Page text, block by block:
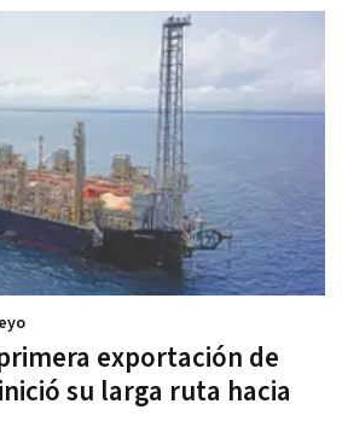
exportación de
su larga ruta hacia